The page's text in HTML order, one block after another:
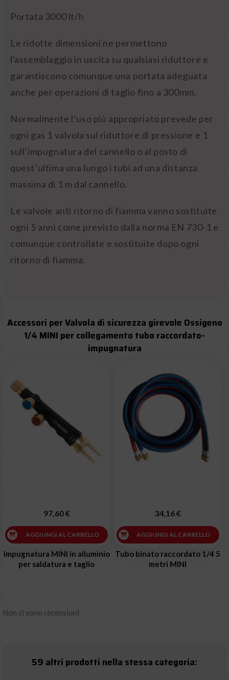
Portata 3000 lt/h
Le ridotte dimensioni ne permettono
l'assemblaggio in uscita su qualsiasi riduttore e
garantiscono comunque una portata adeguata
anche per operazioni di taglio fino a 300mm.
Normalmente l’uso più appropriato prevede per
ogni gas 1 valvola sul riduttore di pressione e 1
sull’impugnatura del cannello o al posto di
quest’ultima una lungo i tubi ad una distanza
massima di 1 m dal cannello.
Le valvole anti ritorno di fiamma vanno sostituite
ogni 5 anni come previsto dalla norma EN 730-1 e
comunque controllate e sostituite dopo ogni
ritorno di fiamma.
Accessori per Valvola di sicurezza girevole Ossigeno
1/4 MINI per collegamento tubo raccordato-
impugnatura
Impugnatura MINI in alluminio
per saldatura e taglio
97,60 €
AGGIUNGI AL CARRELLO
Tubo binato raccordato 1/4 5
metri MINI
34,16 €
AGGIUNGI AL CARRELLO
Non ci sono recensioni
59 altri prodotti nella stessa categoria: